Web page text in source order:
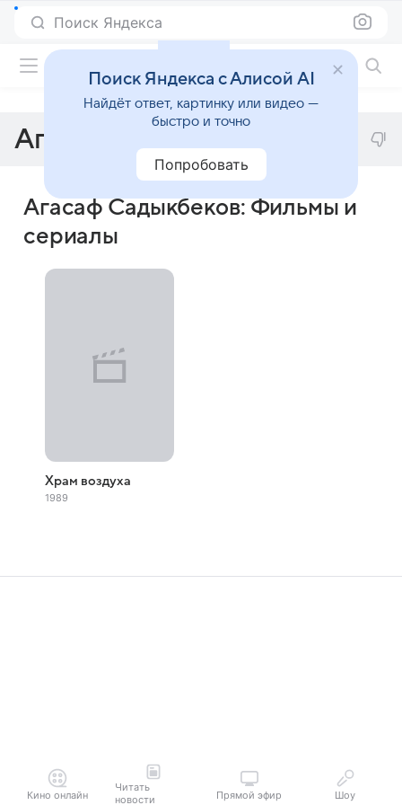
Поиск Яндекса
Агасаф Садыкбеков
Агасаф Садыкбеков: Фильмы и
сериалы
Храм воздуха
1989
Кино онлайн
Читать
новости
Прямой эфир Шоу
Поиск Яндекса с Алисой AI
Найдёт ответ, картинку или видео —
быстро и точно
Попробовать